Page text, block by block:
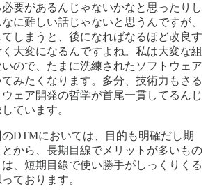
要があるんじゃないかなと思ったりし
に難しい話じゃないと思うんですが、
しまうと、後になればなるほど改良す
大変になるんですよね。私は大変な組
ので、たまに洗練されたソフトウェア
みたくなります。多分、技術力もさる
ェア開発の哲学が首尾一貫してるんじ
ています。
DTMにおいては、目的も明確だし期
から、長期目線でメリットが多いもの
、短期目線で使い勝手がしっくりくる
ております。